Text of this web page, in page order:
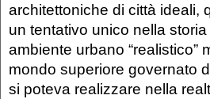
architettoniche di città ideali,
un tentativo unico nella
ambiente urbano “realistico”
mondo superiore governato
si poteva realizzare nella